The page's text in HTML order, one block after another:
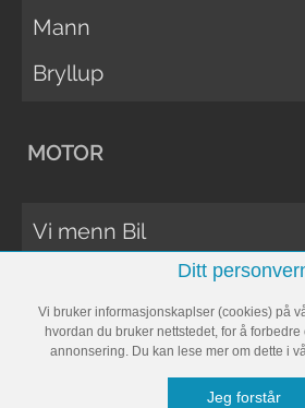
Mann
Bryllup
MOTOR
Vi menn Bil
Vi Menn Båt
Ditt
Vi bruker informasjonskaplser (cookies) på
hvordan du bruker nettstedet, for å
annonsering. Du kan lese mer om dette i
Jeg forstår